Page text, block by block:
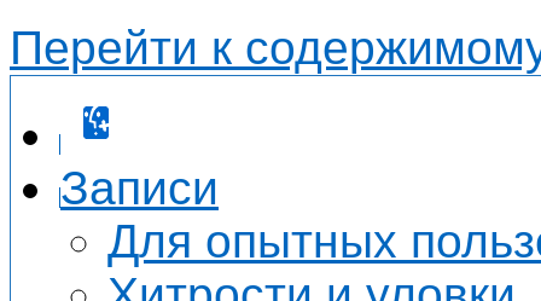
Перейти к
Записи
Для опытных